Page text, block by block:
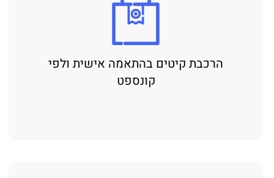
הרכבת קיטים בהתאמה אישית ולפי
קונספט